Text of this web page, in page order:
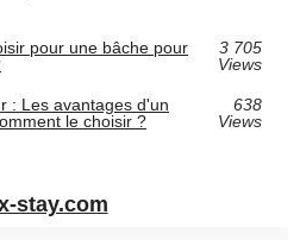
pour une bâche pour
3 705
Views
: Les avantages d'un
le choisir ?
638
Views
stay.com